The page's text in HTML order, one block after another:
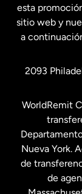
esta
sitio web y
a
2093
WorldRemit
Nueva York.
de
de